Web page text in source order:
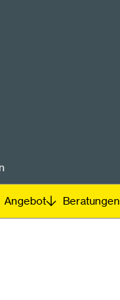
Angebot Beratungen